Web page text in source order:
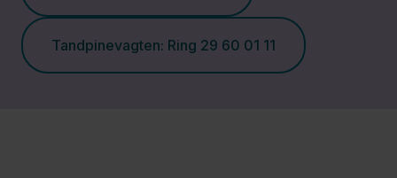
Det Nære
Sundhedsvæsen
Tandpinevagten: Ring 29 60 01 11